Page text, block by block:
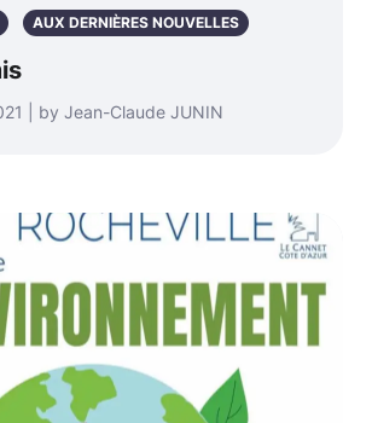
AUX DERNIÈRES NOUVELLES
| by Jean-Claude JUNIN